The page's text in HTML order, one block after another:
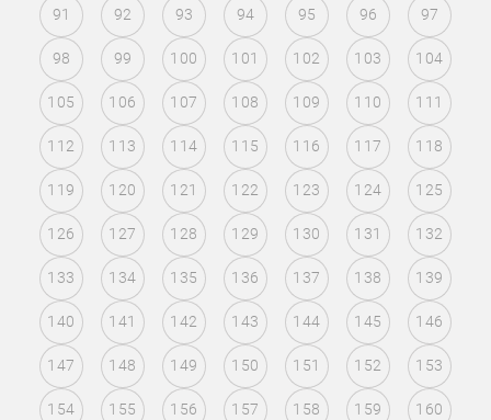
91 92 93 94 95 96 97
98 99 100 101 102 103 104
105 106 107 108 109 110 111
112 113 114 115 116 117 118
119 120 121 122 123 124 125
126 127 128 129 130 131 132
133 134 135 136 137 138 139
140 141 142 143 144 145 146
147 148 149 150 151 152 153
154 155 156 157 158 159 160